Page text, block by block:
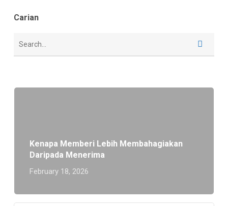
Carian
Kenapa Memberi Lebih Membahagiakan
Daripada Menerima
February 18, 2026